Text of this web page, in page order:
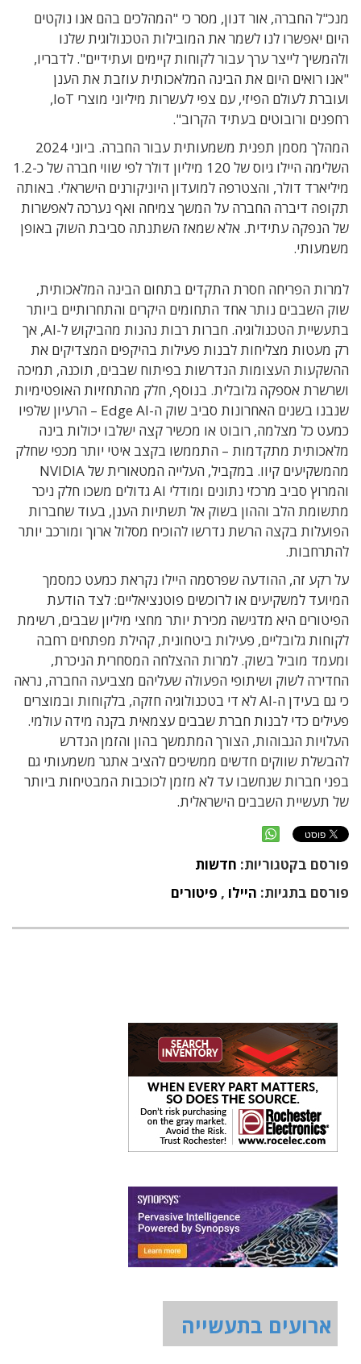
מנכ"ל החברה, אור דנון, מסר כי "המהלכים בהם אנו נוקטים
היום יאפשרו לנו לשמר את המובילות הטכנולוגית שלנו
ולהמשיך לייצר ערך עבור לקוחות קיימים ועתידיים". לדבריו,
"אנו רואים היום את הבינה המלאכותית עוזבת את הענן
ועוברת לעולם הפיזי, עם צפי לעשרות מיליוני מוצרי IoT,
רחפנים ורובוטים בעתיד הקרוב".
המהלך מסמן תפנית משמעותית עבור החברה. ביוני 2024
השלימה היילו גיוס של 120 מיליון דולר לפי שווי חברה של כ-1.2
מיליארד דולר, והצטרפה למועדון היוניקורנים הישראלי. באותה
תקופה דיברה החברה על המשך צמיחה ואף נערכה לאפשרות
של הנפקה עתידית. אלא שמאז השתנתה סביבת השוק באופן
משמעותי.
למרות הפריחה חסרת התקדים בתחום הבינה המלאכותית,
שוק השבבים נותר אחד התחומים היקרים והתחרותיים ביותר
בתעשיית הטכנולוגיה. חברות רבות נהנות מהביקוש ל-AI, אך
רק מעטות מצליחות לבנות פעילות בהיקפים המצדיקים את
ההשקעות העצומות הנדרשות בפיתוח שבבים, תוכנה, תמיכה
ושרשרת אספקה גלובלית. בנוסף, חלק מהתחזיות האופטימיות
שנבנו בשנים האחרונות סביב שוק ה-Edge AI – הרעיון שלפיו
כמעט כל מצלמה, רובוט או מכשיר קצה ישלבו יכולות בינה
מלאכותית מתקדמות – התממשו בקצב איטי יותר מכפי שחלק
מהמשקיעים קיוו. במקביל, העלייה המטאורית שלNVIDIA
והמרוץ סביב מרכזי נתונים ומודלי AI גדולים משכו חלק ניכר
מתשומת הלב וההון בשוק אל תשתיות הענן, בעוד שחברות
הפועלות בקצה הרשת נדרשו להוכיח מסלול ארוך ומורכב יותר
להתרחבות.
על רקע זה, ההודעה שפרסמה היילו נקראת כמעט כמסמך
המיועד למשקיעים או לרוכשים פוטנציאליים: לצד הודעת
הפיטורים היא מדגישה מכירת יותר מחצי מיליון שבבים, רשימת
לקוחות גלובליים, פעילות ביטחונית, קהילת מפתחים רחבה
ומעמד מוביל בשוק. למרות ההצלחה המסחרית הניכרת,
החדירה לשוק ושיתופי הפעולה שעליהם מצביעה החברה, נראה
כי גם בעידן ה-AI לא די בטכנולוגיה חזקה, בלקוחות ובמוצרים
פעילים כדי לבנות חברת שבבים עצמאית בקנה מידה עולמי.
העלויות הגבוהות, הצורך המתמשך בהון והזמן הנדרש
להבשלת שווקים חדשים ממשיכים להציב אתגר משמעותי גם
בפני חברות שנחשבו עד לא מזמן לכוכבות המבטיחות ביותר
של תעשיית השבבים הישראלית.
פורסם בקטגוריות: חדשות
פורסם בתגיות: היילו , פיטורים
ארועים בתעשייה